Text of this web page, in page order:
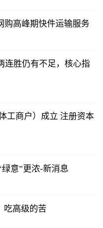
购高峰期快件运输服务
连胜仍有不足，核心指
工商户）成立 注册资本
意”更浓-新消息
吃高级的苦